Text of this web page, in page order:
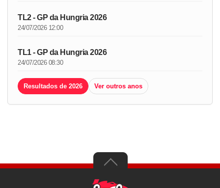
TL2 - GP da Hungria 2026
24/07/2026 12:00
TL1 - GP da Hungria 2026
24/07/2026 08:30
Resultados de 2026 Ver outros anos